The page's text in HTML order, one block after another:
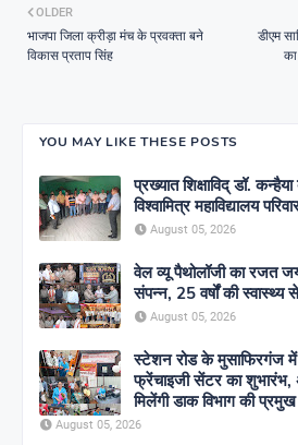
डीएम
OLDER
भाजपा जिला क्रीड़ा मंच के प्रवक्ता बने
विकास प्रताप सिंह
YOU MAY LIKE THESE POSTS
प्रख्यात शिक्षाविद् डॉ. कन्हैया
विश्वामित्र महाविद्यालय
August 05, 2026
वेल व्यू पैथोलॉजी का रजत
संपन्न, 25 वर्षों की स्वास्थ्य
August 05, 2026
स्टेशन रोड के मुसाफिरगंज में
फ्रेंचाइजी सेंटर का शुभारंभ,
मिलेंगी डाक विभाग की
August 05, 2026